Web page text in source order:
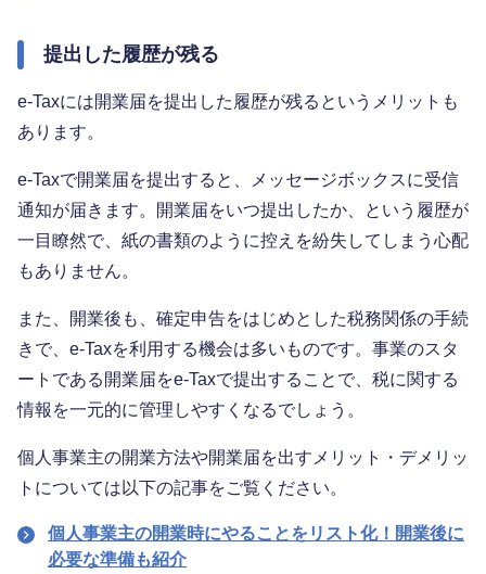
提出した履歴が残る
e-Taxには開業届を提出した履歴が残るというメリットも
あります。
e-Taxで開業届を提出すると、メッセージボックスに受信
通知が届きます。開業届をいつ提出したか、という履歴が
一目瞭然で、紙の書類のように控えを紛失してしまう心配
もありません。
また、開業後も、確定申告をはじめとした税務関係の手続
きで、e-Taxを利用する機会は多いものです。事業のスタ
ートである開業届をe-Taxで提出することで、税に関する
情報を一元的に管理しやすくなるでしょう。
個人事業主の開業方法や開業届を出すメリット・デメリッ
トについては以下の記事をご覧ください。
個人事業主の開業時にやることをリスト化！開業後に
必要な準備も紹介